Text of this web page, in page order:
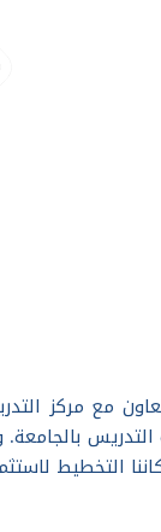
مع مركز
التخطيط